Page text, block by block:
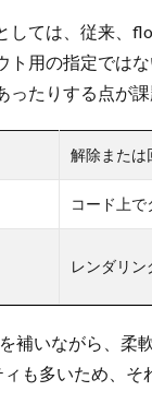
between
around
順を指定する「
返しを指定する「
（デフォルト）
reverse
び順・折り返しを
しては、従来、
ト用の指定では
たりする点が課
解除または
コード上
レンダリ
補いながら、柔
も多いため、そ